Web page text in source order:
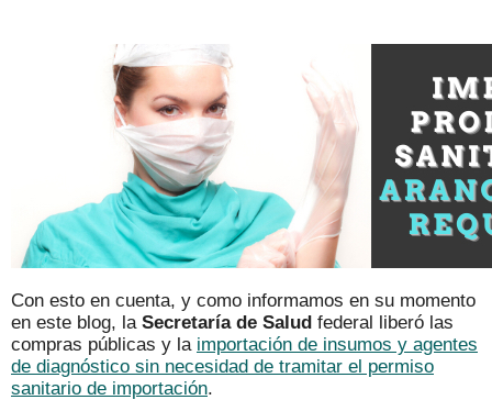
Con esto en cuenta, y como informamos en su momento
en este blog, la Secretaría de Salud federal liberó las
compras públicas y la importación de insumos y agentes
de diagnóstico sin necesidad de tramitar el permiso
sanitario de importación.